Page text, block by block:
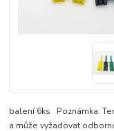
balení 6ks Poznámka:
a může vyžadovat